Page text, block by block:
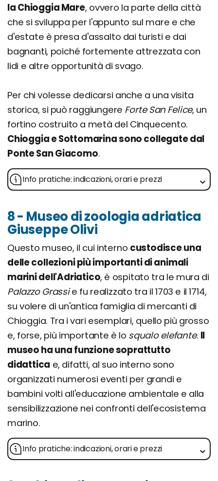
la Chioggia Mare, ovvero la parte della città
che si sviluppa per l'appunto sul mare e che
d'estate è presa d'assalto dai turisti e dai
bagnanti, poiché fortemente attrezzata con
lidi e altre opportunità di svago.
Per chi volesse dedicarsi anche a una visita
storica, si può raggiungere Forte San Felice, un
fortino costruito a metà del Cinquecento.
Chioggia e Sottomarina sono collegate dal
Ponte San Giacomo.
Info pratiche: indicazioni, orari e prezzi
8 - Museo di zoologia adriatica
Giuseppe Olivi
Questo museo, il cui interno custodisce una
delle collezioni più importanti di animali
marini dell'Adriatico, è ospitato tra le mura di
Palazzo Grassie fu realizzato tra il 1703 e il 1714,
su volere di un'antica famiglia di mercanti di
Chioggia. Tra i vari esemplari, quello più grosso
e, forse, più importante è lo squalo elefante. Il
museo ha una funzione soprattutto
didattica e, difatti, al suo interno sono
organizzati numerosi eventi per grandi e
bambini volti all'educazione ambientale e alla
sensibilizzazione nei confronti dell'ecosistema
marino.
Info pratiche: indicazioni, orari e prezzi